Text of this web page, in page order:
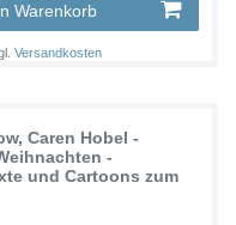
Warenkorb
Versandkosten
Caren Hobel -
-
und Cartoons zum